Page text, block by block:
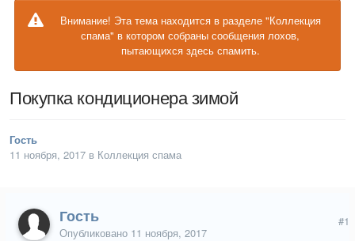
Внимание! Эта тема находится в разделе "Коллекция
спама" в котором собраны сообщения лохов,
пытающихся здесь спамить.
Покупка кондиционера зимой
Гость
11 ноября, 2017 в Коллекция спама
Гость
Опубликовано 11 ноября, 2017
#1